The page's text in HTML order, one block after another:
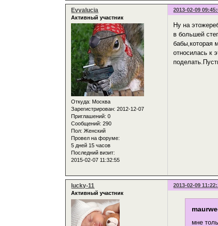
2013-02-09
Evvalucia
Активный участник
Откуда: Москва
Зарегистрирован: 2012-12-07
Приглашений: 0
Сообщений: 290
Пол: Женский
Провел на форуме:
5 дней 15 часов
Последний визит:
2015-02-07 11:32:55
Ну на
в большей
бабы,которая
относилась к
2013-02-09
lucky-11
Активный участник
мне